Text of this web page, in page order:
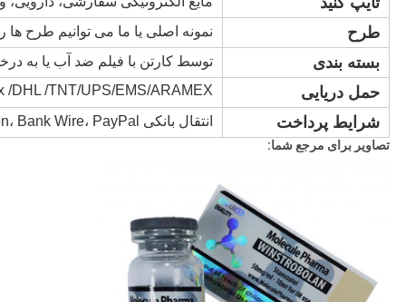
طرح نمونه اصلی یا ما می توانیم طرح ها
بسته بندی توسط کارتن با فیلم ضد آب یا به
حمل دریایی /DHL /TNT/UPS/EMS/ARAMEX
شرایط پرداخت انتقال بانکی T/T، L/C، Money Gram، West Union، Bank Wire، PayPal
تصاویر برای مرجع شما: